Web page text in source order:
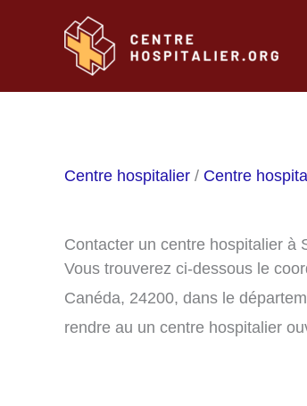
Centre hospitalier / Centre
Contacter un centre hospitalier à
Vous trouverez ci-dessous le
Canéda, 24200, dans le
rendre au un centre hospitalier